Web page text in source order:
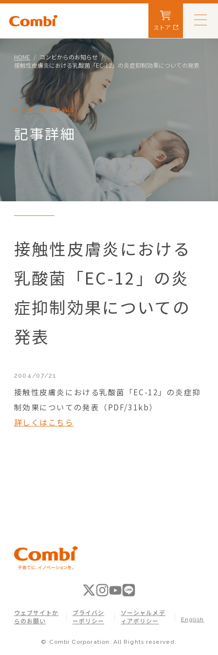
ストア
HOME
コンビからのお知らせ
接触性皮膚炎における乳酸菌「EC-12」の炎症抑制効果についての発表
Article details
記事詳細
接触性皮膚炎における
乳酸菌「EC-12」の炎
症抑制効果についての
発表
2004/07/21
接触性皮膚炎における乳酸菌「EC-12」の炎症抑
制効果についての発表（PDF/31kb）
詳しくはこちら
© Combi Corporation. All Rights reserved.
ウェブサイトか
らのお願い
プライバシ
ーポリシー
ソーシャルメデ
ィアポリシー
English